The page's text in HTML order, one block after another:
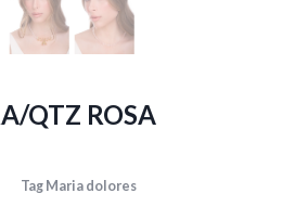
QTZ ROSA
Tag Maria dolores